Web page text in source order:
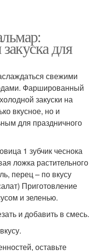
для
свежими
Фаршированный
закуски на
вкусное, но и
для праздничного
1 зубчик чеснока
ложка растительного
перец – по вкусу
Приготовление
и зеленью.
и добавить в смесь.
оставьте